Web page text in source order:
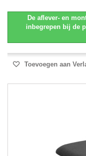
De aflever- en
inbegrepen bij de
Toevoegen aan